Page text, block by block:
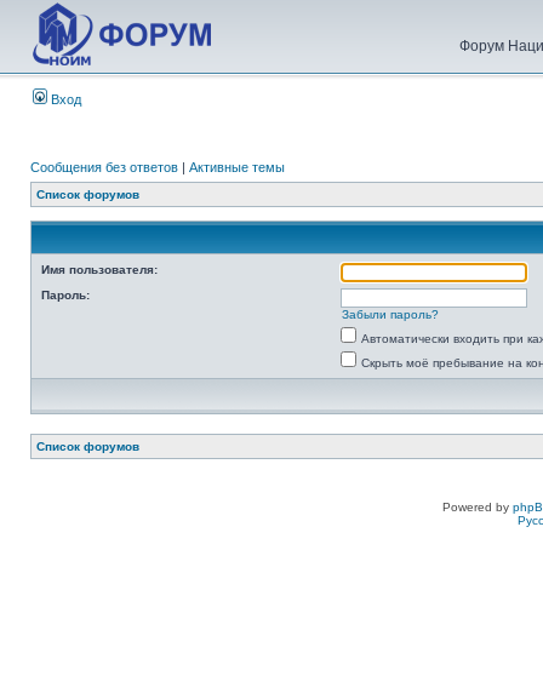
Форум
Вход
Сообщения без ответов | Активные темы
Список форумов
Имя пользователя:
Пароль:
Забыли пароль?
Автоматически входить при
Скрыть моё пребывание на
Список форумов
Powered by